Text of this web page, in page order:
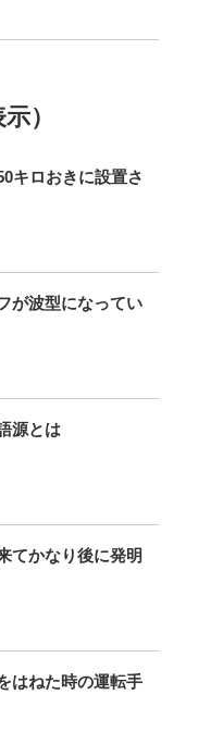
）
キロおきに設置さ
が波型になってい
源とは
てかなり後に発明
はねた時の運転手